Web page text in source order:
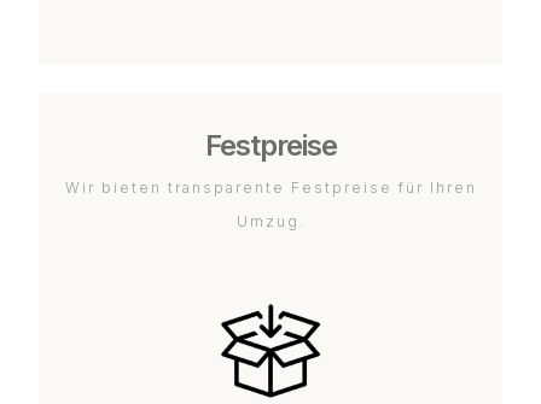
Festpreise
Wir bieten transparente Festpreise für Ihren
Umzug.